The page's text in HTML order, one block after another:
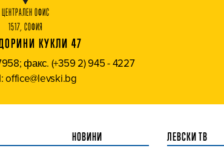
ЦЕНТРАЛЕН ОФИС
1517, СОФИЯ
КУКЛИ 47
факс. (+359 2) 945 - 4227
office@levski.bg
НОВИНИ ЛЕВСКИ ТВ